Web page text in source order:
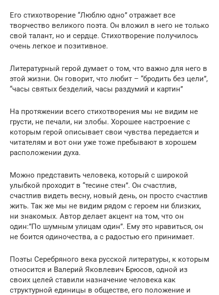
Его стихотворение “Люблю одно” отражает все
творчество великого поэта. Он вложил в него не только
свой талант, но и сердце. Стихотворение получилось
очень легкое и позитивное.
Литературный герой думает о том, что важно для него в
этой жизни. Он говорит, что любит – “бродить без цели”,
“часы святых безделий, часы раздумий и картин”
На протяжении всего стихотворения мы не видим не
грусти, не печали, ни злобы. Хорошее настроение с
которым герой описывает свои чувства передается и
читателям и вот они уже тоже пребывают в хорошем
расположении духа.
Можно представить человека, который с широкой
улыбкой проходит в “тесине стен”. Он счастлив,
счастлив видеть весну, новый день, он просто счастлив
жить. Так же мы не видим рядом с героем ни близких,
ни знакомых. Автор делает акцент на том, что он
один:”По шумным улицам один”. Ему это нравиться, он
не боится одиночества, а с радостью его принимает.
Поэты Серебряного века русской литературы, к которым
относится и Валерий Яковлевич Брюсов, одной из
своих целей ставили назначение человека как
структурной единицы в обществе, его положение и